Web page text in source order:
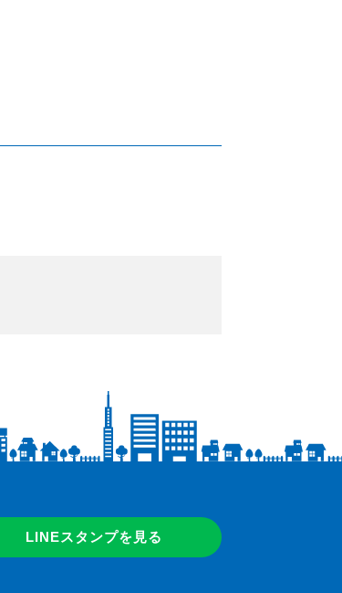
LINEスタンプを見る